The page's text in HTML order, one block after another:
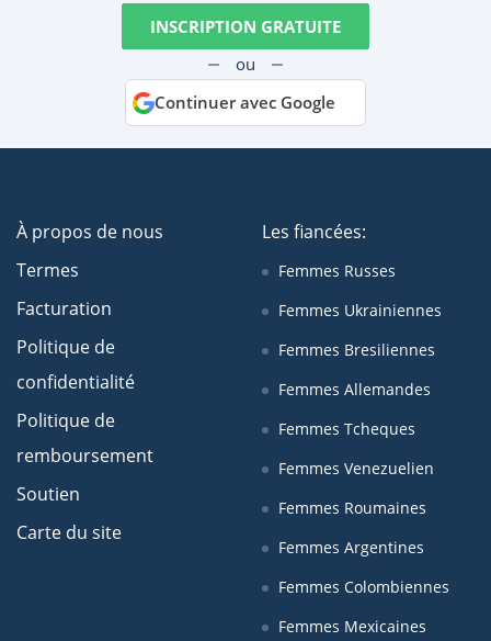
INSCRIPTION GRATUITE
ou
Continuer avec Google
À propos de nous
Termes
Facturation
Politique de
confidentialité
Politique de
remboursement
Soutien
Carte du site
Les fiancées:
Femmes Russes
Femmes Ukrainiennes
Femmes Bresiliennes
Femmes Allemandes
Femmes Tcheques
Femmes Venezuelien
Femmes Roumaines
Femmes Argentines
Femmes Colombiennes
Femmes Mexicaines